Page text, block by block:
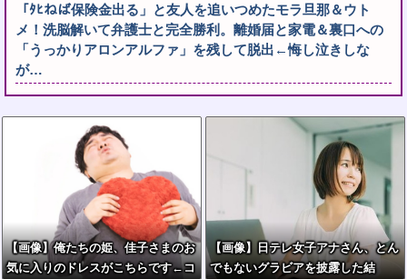
「ﾀﾋねば保険金出る」と友人を追いつめたモラ旦那＆ウト
メ！洗脳解いて弁護士と完全勝利。離婚届と家電＆裏口への
「うっかりアロンアルファ」を残して脱出←悔し泣きしな
が…
【画像】俺たちの姫、佳子さまのお
気に入りのドレスがこちらです←コ
【画像】日テレ女子アナさん、とん
でもないグラビアを披露した結